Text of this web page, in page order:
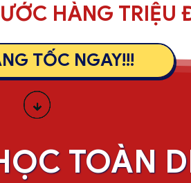
TỐC NGAY!!!
HÀNG TRIỆU
TOÀN